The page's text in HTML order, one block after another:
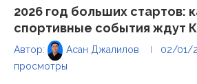
2026 год больших стартов:
спортивные события ждут
Автор: Асан Джалилов 02/01/
просмотры